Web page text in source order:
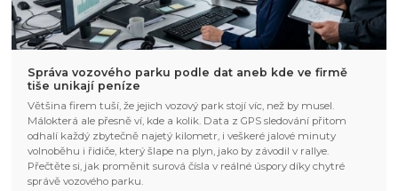
Správa vozového parku podle dat aneb kde ve firmě
tiše unikají peníze
Většina firem tuší, že jejich vozový park stojí víc, než by musel.
Málokterá ale přesně ví, kde a kolik. Data z GPS sledování přitom
odhalí každý zbytečně najetý kilometr, i veškeré jalové minuty
volnoběhu i řidiče, který šlape na plyn, jako by závodil v rallye.
Přečtěte si, jak proměnit surová čísla v reálné úspory díky chytré
správě vozového parku.